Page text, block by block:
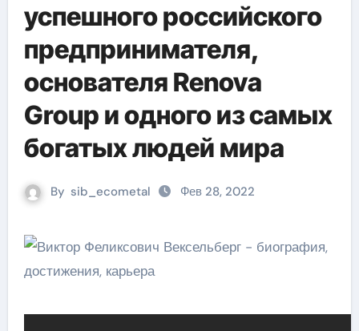
успешного российского
предпринимателя,
основателя Renova
Group и одного из самых
богатых людей мира
By sib_ecometal Фев 28, 2022